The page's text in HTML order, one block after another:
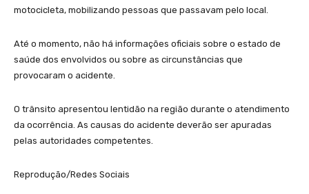
motocicleta, mobilizando pessoas que passavam pelo local.
Até o momento, não há informações oficiais sobre o estado de
saúde dos envolvidos ou sobre as circunstâncias que
provocaram o acidente.
O trânsito apresentou lentidão na região durante o atendimento
da ocorrência. As causas do acidente deverão ser apuradas
pelas autoridades competentes.
Reprodução/Redes Sociais